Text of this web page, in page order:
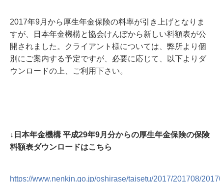
2017年9月から厚生年金保険の料率が引き上げとなりま
すが、日本年金機構と協会けんぽから新しい料額表が公
開されました。クライアント様については、弊所より個
別にご案内する予定ですが、必要に応じて、以下よりダ
ウンロードの上、ご利用下さい。
↓日本年金機構 平成29年9月分からの厚生年金保険の保険
料額表ダウンロードはこちら
https://www.nenkin.go.jp/oshirase/taisetu/2017/201708/